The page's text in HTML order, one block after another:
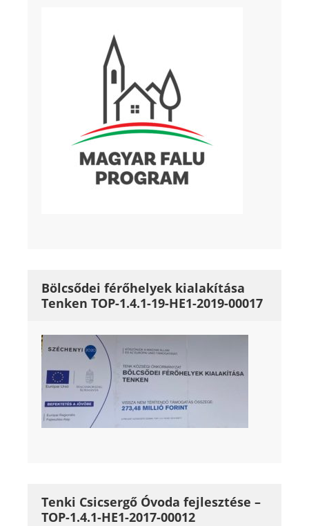
Bölcsődei férőhelyek kialakítása
Tenken TOP-1.4.1-19-HE1-2019-00017
Tenki Csicsergő Óvoda fejlesztése –
TOP-1.4.1-HE1-2017-00012